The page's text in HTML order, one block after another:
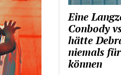
Eine
Conbody
hätte
niemals
können